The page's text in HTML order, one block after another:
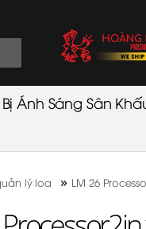
Ánh Sáng Sân
lý loa » LM 26